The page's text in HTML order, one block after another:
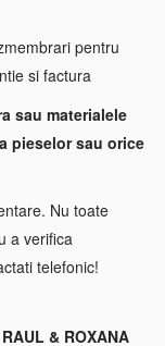
pentru
si factura
sau materialele
pieselor sau orice
Nu toate
a verifica
telefonic!
& ROXANA